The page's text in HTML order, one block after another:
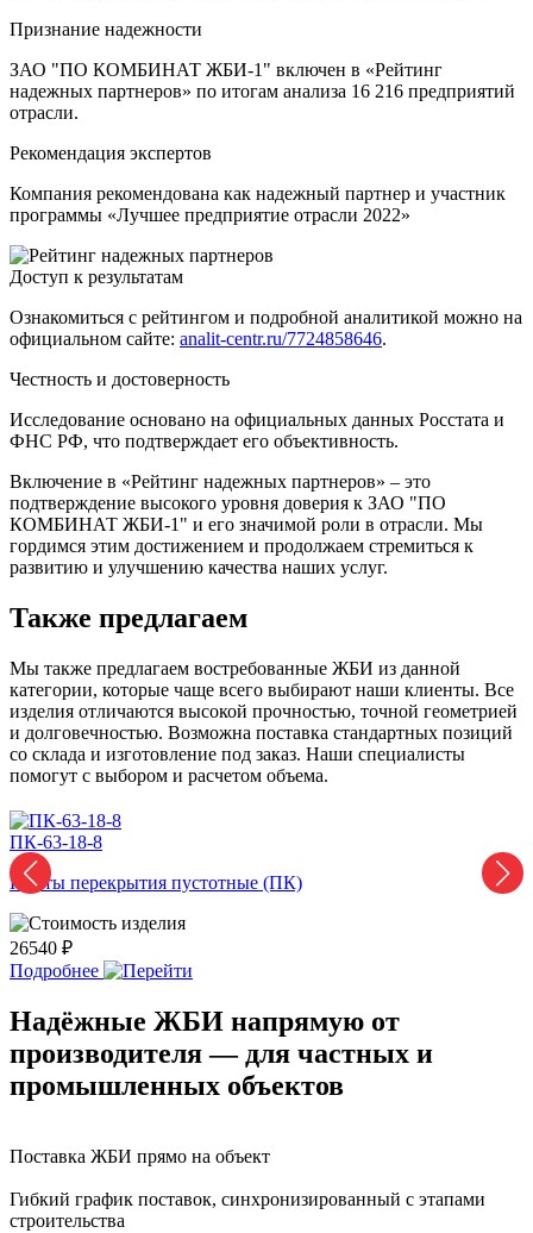
Признание надежности
ЗАО "ПО КОМБИНАТ ЖБИ-1" включен в «Рейтинг
надежных партнеров» по итогам анализа 16 216 предприятий
отрасли.
Рекомендация экспертов
Компания рекомендована как надежный партнер и участник
программы «Лучшее предприятие отрасли 2022»
Доступ к результатам
Ознакомиться с рейтингом и подробной аналитикой можно на
официальном сайте: analit-centr.ru/7724858646.
Честность и достоверность
Исследование основано на официальных данных Росстата и
ФНС РФ, что подтверждает его объективность.
Включение в «Рейтинг надежных партнеров» – это
подтверждение высокого уровня доверия к ЗАО "ПО
КОМБИНАТ ЖБИ-1" и его значимой роли в отрасли. Мы
гордимся этим достижением и продолжаем стремиться к
развитию и улучшению качества наших услуг.
Также предлагаем
Мы также предлагаем востребованные ЖБИ из данной
категории, которые чаще всего выбирают наши клиенты. Все
изделия отличаются высокой прочностью, точной геометрией
и долговечностью. Возможна поставка стандартных позиций
со склада и изготовление под заказ. Наши специалисты
помогут с выбором и расчетом объема.
ПК-63-18-8
Плиты перекрытия пустотные (ПК)
26540 ₽
Подробнее
Надёжные ЖБИ напрямую от
производителя — для частных и
промышленных объектов
Поставка ЖБИ прямо на объект
Гибкий график поставок, синхронизированный с этапами
строительства